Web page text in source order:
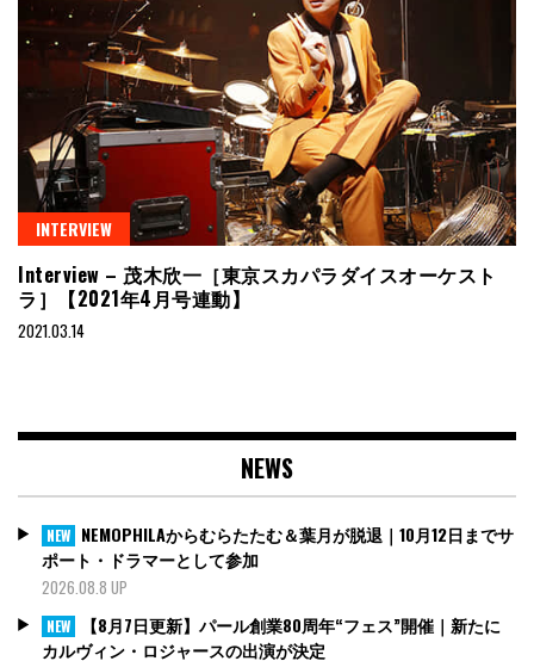
INTERVIEW
Interview – 茂木欣一［東京スカパラダイスオーケスト
ラ］【2021年4月号連動】
2021.03.14
NEWS
NEW NEMOPHILAからむらたたむ＆葉月が脱退｜10月12日までサ
ポート・ドラマーとして参加
2026.08.8 UP
NEW
【8月7日更新】パール創業80周年“フェス”開催｜新たに
カルヴィン・ロジャースの出演が決定